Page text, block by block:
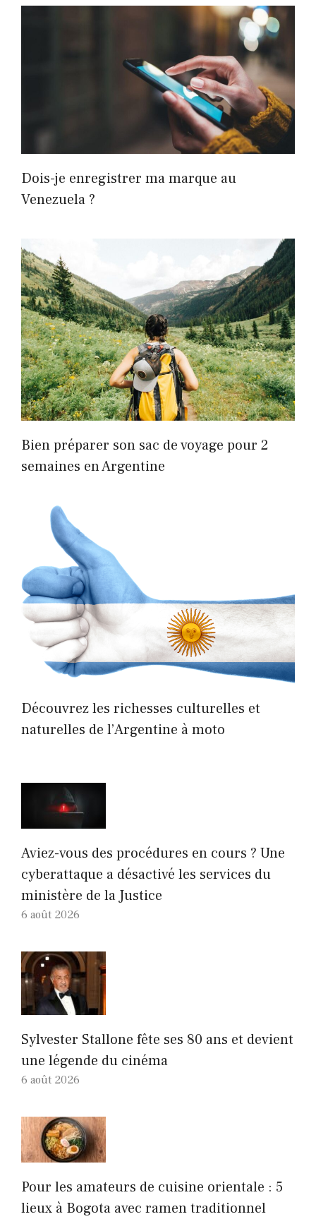
Dois-je enregistrer ma marque au
Venezuela ?
Bien préparer son sac de voyage pour 2
semaines en Argentine
Découvrez les richesses culturelles et
naturelles de l’Argentine à moto
Aviez-vous des procédures en cours ? Une
cyberattaque a désactivé les services du
ministère de la Justice
6 août 2026
Sylvester Stallone fête ses 80 ans et devient
une légende du cinéma
6 août 2026
Pour les amateurs de cuisine orientale : 5
lieux à Bogota avec ramen traditionnel